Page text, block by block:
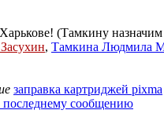
(Тамкину назначим
, Тамкина Людмила
заправка картриджей pixma
последнему сообщению